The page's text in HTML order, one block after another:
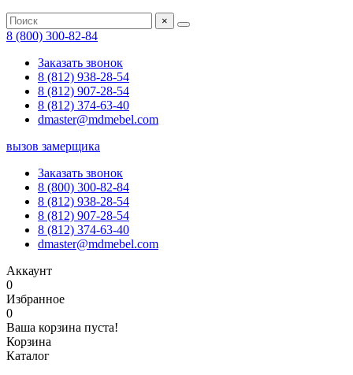
×
8 (800) 300-82-84
Заказать звонок
8 (812) 938-28-54
8 (812) 907-28-54
8 (812) 374-63-40
dmaster@mdmebel.com
вызов замерщика
Заказать звонок
8 (800) 300-82-84
8 (812) 938-28-54
8 (812) 907-28-54
8 (812) 374-63-40
dmaster@mdmebel.com
Аккаунт
0
Избранное
0
Ваша корзина пуста!
Корзина
Каталог